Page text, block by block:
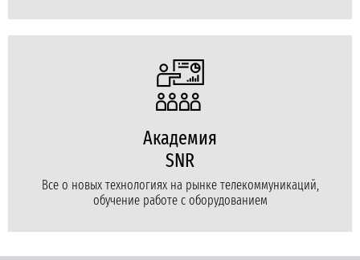
Академия
SNR
Все о новых технологиях на рынке телекоммуникаций,
обучение работе с оборудованием